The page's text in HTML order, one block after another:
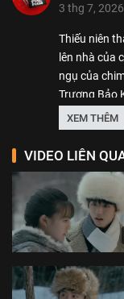
3 thg 7, 2026
Thiếu niên
lên nhà của
ngụ của
Trương Bảo
bắt hồ ly ở
không bắt
ác đang đói
Trương
vừa tìm vật
xưa.
Thể loại :
XEM THÊM
VIDEO LIÊN